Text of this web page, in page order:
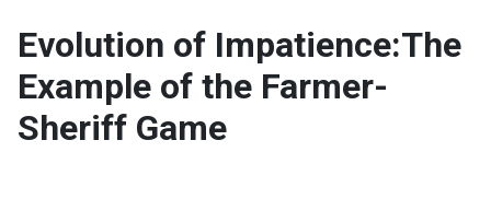
Evolution of Impatience:The
Example of the Farmer-
Sheriff Game